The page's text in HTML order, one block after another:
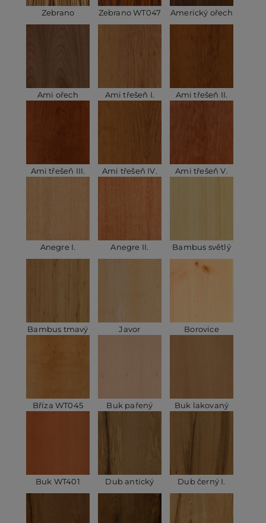
Zebrano Zebrano WT047 Americký ořech
Ami ořech Ami třešeň I. Ami třešeň II.
Ami třešeň III. Ami třešeň IV. Ami třešeň V.
Anegre I. Anegre II. Bambus světlý
Bambus tmavý Javor Borovice
Bříza WT045 Buk pařený Buk lakovaný
Buk WT401 Dub antický Dub černý I.